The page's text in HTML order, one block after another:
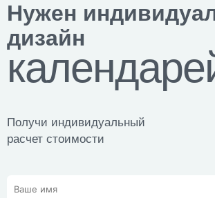
Нужен
дизайн
Получи индивидуальный
расчет стоимости